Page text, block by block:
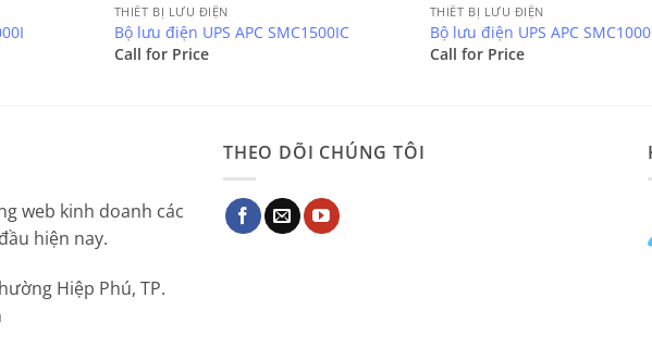
THIẾT BỊ LƯU ĐIỆN
Bộ lưu điện UPS APC SMC1500IC
Call for Price
THIẾT BỊ LƯU ĐIỆN
Bộ lưu điện UPS APC
Call for Price
web kinh doanh các
hiện nay.
Hiệp Phú, TP.
THEO DÕI CHÚNG TÔI